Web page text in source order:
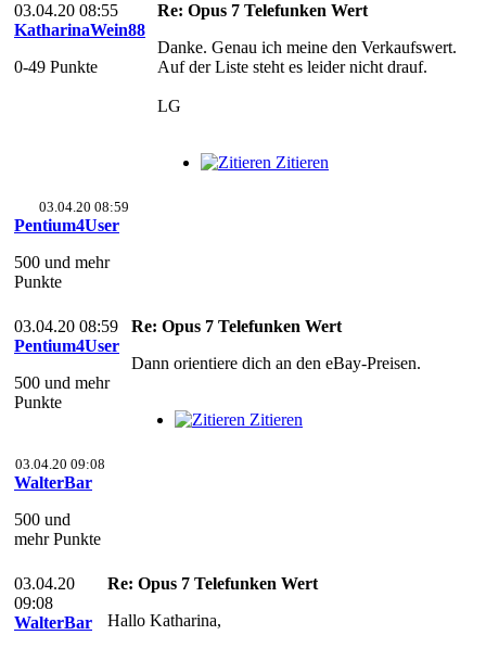
03.04.20 08:55
KatharinaWein88
0-49 Punkte
Re: Opus 7 Telefunken Wert
Danke. Genau ich meine den Verkaufswert.
Auf der Liste steht es leider nicht drauf.
LG
Zitieren
03.04.20 08:59
Pentium4User
500 und mehr
Punkte
03.04.20 08:59
Pentium4User
500 und mehr
Punkte
Re: Opus 7 Telefunken Wert
Dann orientiere dich an den eBay-Preisen.
Zitieren
03.04.20 09:08
WalterBar
500 und
mehr Punkte
03.04.20
09:08
WalterBar
Re: Opus 7 Telefunken Wert
Hallo Katharina,